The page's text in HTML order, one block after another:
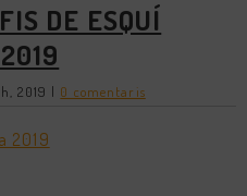
DE ESQUÍ
2019 | 0 comentaris